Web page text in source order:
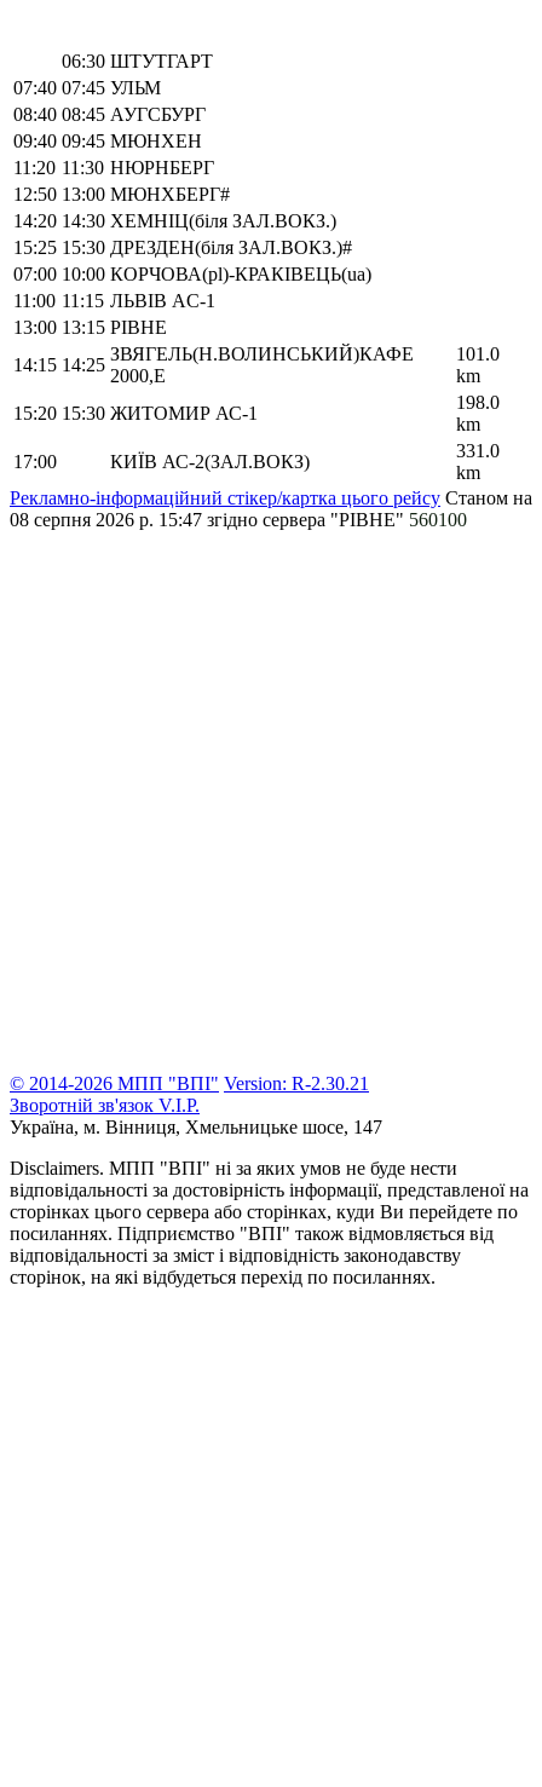
06:30 ШТУТГАРТ
07:40 07:45 УЛЬМ
08:40 08:45 АУГСБУРГ
09:40 09:45 МЮНХЕН
11:20 11:30 НЮРНБЕРГ
12:50 13:00 МЮНХБЕРГ#
14:20 14:30 ХЕМНІЦ(біля ЗАЛ.ВОКЗ.)
15:25 15:30 ДРЕЗДЕН(біля ЗАЛ.ВОКЗ.)#
07:00 10:00 КОРЧОВА(pl)-КРАКІВЕЦЬ(ua)
11:00 11:15 ЛЬВІВ АC-1
13:00 13:15 РІВНЕ
14:15 14:25
ЗВЯГЕЛЬ(Н.ВОЛИНСЬКИЙ)КАФЕ
2000,Е
101.0
km
15:20 15:30 ЖИТОМИР АС-1
198.0
km
17:00
КИЇВ АС-2(ЗАЛ.ВОКЗ)
331.0
km
Рекламно-інформаційний стікер/картка цього рейсу Станом на
08 серпня 2026 р. 15:47 згідно сервера "РІВНЕ" 560100
© 2014-2026 МПП "ВПІ" Version: R-2.30.21
Зворотній зв'язок V.I.P.
Україна, м. Вінниця, Хмельницьке шосе, 147
Disclaimers. МПП "ВПІ" ні за яких умов не буде нести
відповідальності за достовірність інформації, представленої на
сторінках цього сервера або сторінках, куди Ви перейдете по
посиланнях. Підприємство "ВПІ" також відмовляється від
відповідальності за зміст і відповідність законодавству
сторінок, на які відбудеться перехід по посиланнях.